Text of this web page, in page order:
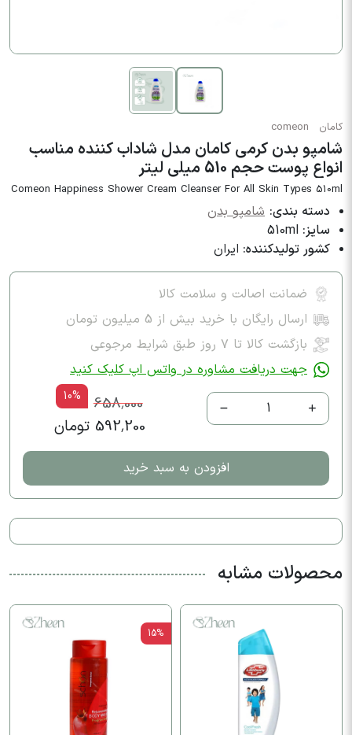
کامان comeon
شامپو بدن کرمی کامان مدل شاداب کننده مناسب
انواع پوست حجم 510 میلی لیتر
Comeon Happiness Shower Cream Cleanser For All Skin Types 510ml
دسته بندی: شامپو بدن
سایز: 510ml
کشور تولیدکننده: ایران
ضمانت اصالت و سلامت کالا
ارسال رایگان با خرید بیش از 5 میلیون تومان
بازگشت کالا تا ۷ روز طبق شرایط مرجوعی
جهت دریافت مشاوره در واتس اپ کلیک کنید
1
658,000
10%
592,200 تومان
افزودن به سبد خرید
محصولات مشابه
15%